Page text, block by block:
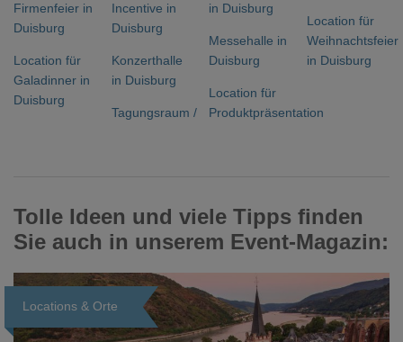
Firmenfeier in
Duisburg
Location für
Galadinner in
Duisburg
Incentive in
Duisburg
Konzerthalle
in Duisburg
Tagungsraum /
in Duisburg
Messehalle in
Duisburg
Location für
Produktpräsentation
Location für
Weihnachtsfeier
in Duisburg
Tolle Ideen und viele Tipps finden
Sie auch in unserem Event-Magazin:
Locations & Orte